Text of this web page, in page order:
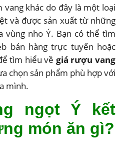
vang khác do đây là một loại
và được sản xuất từ những
vùng nho Ý. Bạn có thể tìm
bán hàng trực tuyến hoặc
tìm hiểu về giá rượu vang
chọn sản phẩm phù hợp với
mình.
ngọt Ý kết
món ăn gì?